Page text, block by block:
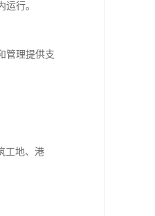
行。
管理提供支
工地、港